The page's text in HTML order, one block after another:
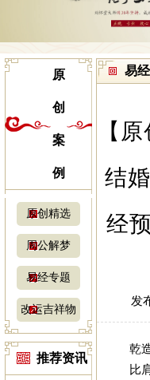
原
创
案
例
原创精选
周公解梦
易经专题
改运吉祥物
推荐资讯
易
【
结
经
发
乾